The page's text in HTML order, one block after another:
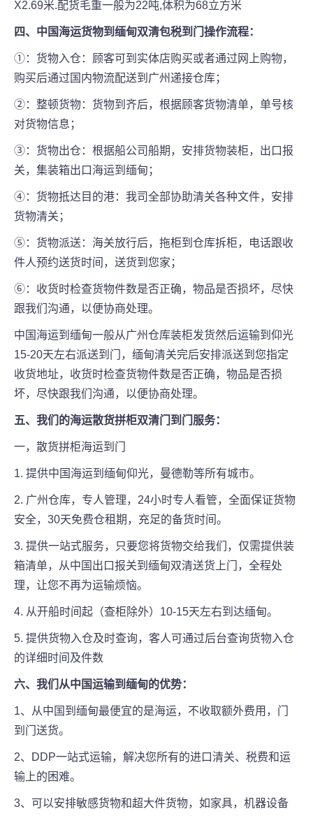
X2.69米.配货毛重一般为22吨,体积为68立方米
四、中国海运货物到缅甸双清包税到门操作流程：
①：货物入仓：顾客可到实体店购买或者通过网上购物，
购买后通过国内物流配送到广州递接仓库；
②：整顿货物：货物到齐后，根据顾客货物清单，单号核
对货物信息；
③：货物出仓：根据船公司船期，安排货物装柜，出口报
关，集装箱出口海运到缅甸；
④：货物抵达目的港：我司全部协助清关各种文件，安排
货物清关；
⑤：货物派送：海关放行后，拖柜到仓库拆柜，电话跟收
件人预约送货时间，送货到您家；
⑥：收货时检查货物件数是否正确，物品是否损坏，尽快
跟我们沟通，以便协商处理。
中国海运到缅甸一般从广州仓库装柜发货然后运输到仰光
15-20天左右派送到门，缅甸清关完后安排派送到您指定
收货地址，收货时检查货物件数是否正确，物品是否损
坏，尽快跟我们沟通，以便协商处理。
五、我们的海运散货拼柜双清门到门服务：
一，散货拼柜海运到门
1. 提供中国海运到缅甸仰光，曼德勒等所有城市。
2. 广州仓库，专人管理，24小时专人看管，全面保证货物
安全，30天免费仓租期，充足的备货时间。
3. 提供一站式服务，只要您将货物交给我们，仅需提供装
箱清单，从中国出口报关到缅甸双清送货上门，全程处
理，让您不再为运输烦恼。
4. 从开船时间起（查柜除外）10-15天左右到达缅甸。
5. 提供货物入仓及时查询，客人可通过后台查询货物入仓
的详细时间及件数
六、我们从中国运输到缅甸的优势：
1、从中国到缅甸最便宜的是海运，不收取额外费用，门
到门送货。
2、DDP一站式运输，解决您所有的进口清关、税费和运
输上的困难。
3、可以安排敏感货物和超大件货物，如家具，机器设备